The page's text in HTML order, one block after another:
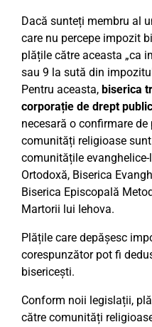
Dacă sunteți membru al
care nu percepe impozit
plățile către aceasta „ca
sau 9 la sută din
Pentru aceasta, biserica
corporație de drept
necesară o confirmare
comunități religioase
comunitățile
Ortodoxă, Biserica
Biserica Episcopală
Martorii lui Iehova.
Plățile care depășesc
corespunzător pot fi
bisericești.
Conform noii legislații,
către comunități